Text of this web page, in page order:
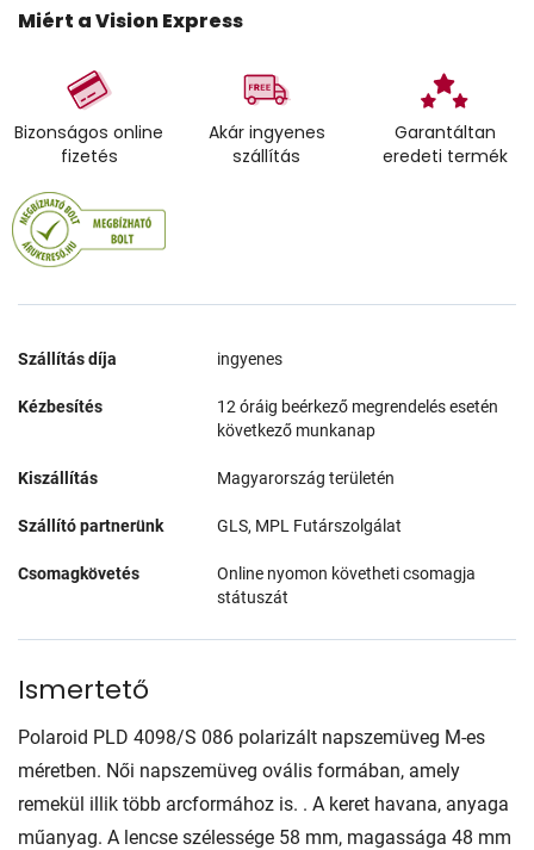
Miért a Vision Express
Bizonságos online
fizetés
Akár ingyenes
szállítás
Garantáltan
eredeti termék
Szállítás díja ingyenes
Kézbesítés
12 óráig beérkező megrendelés esetén
következő munkanap
Kiszállítás Magyarország területén
Szállító partnerünk GLS, MPL Futárszolgálat
Csomagkövetés
Online nyomon követheti csomagja
státuszát
Ismertető
Polaroid PLD 4098/S 086 polarizált napszemüveg M-es
méretben. Női napszemüveg ovális formában, amely
remekül illik több arcformához is. . A keret havana, anyaga
műanyag. A lencse szélessége 58 mm, magassága 48 mm